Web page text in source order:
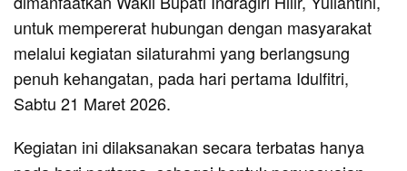
untuk mempererat hubungan dengan masyarakat
melalui kegiatan silaturahmi yang berlangsung
penuh kehangatan, pada hari pertama Idulfitri,
Sabtu 21 Maret 2026.
Kegiatan ini dilaksanakan secara terbatas hanya